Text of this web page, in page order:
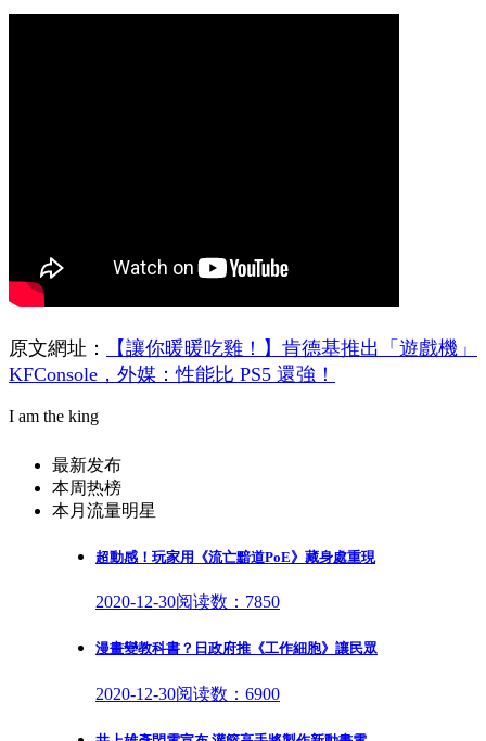
原文網址：
【讓你暖暖吃雞！】肯德基推出「遊戲機」
KFConsole，外媒：性能比 PS5 還強！
I am the king
最新发布
本周热榜
本月流量明星
超動感！玩家用《流亡黯道PoE》藏身處重現
2020-12-30阅读数：7850
漫畫變教科書？日政府推《工作細胞》讓民眾
2020-12-30阅读数：6900